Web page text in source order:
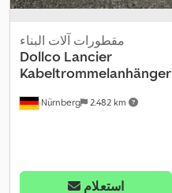
Nürnberg 2.482 km
مقطورات آلات البناء
Dollco Lancier
Kabeltrommelanhänger
استعلام